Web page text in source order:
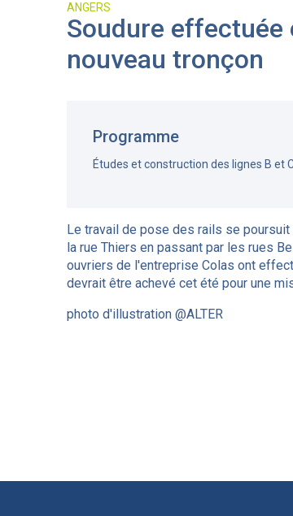
ANGERS
Soudure effectuée
nouveau tronçon
Programme
Études et construction des lignes B et
Le travail de pose des rails se poursuit
la rue Thiers en passant par les rues
ouvriers de l'entreprise Colas ont
devrait être achevé cet été pour une
photo d'illustration @ALTER